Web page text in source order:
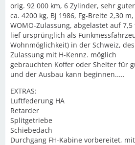
orig. 92 000 km, 6 Zylinder, sehr
ca. 4200 kg, Bj 1986, Fg-Breite 2,30 m,
WOMO-Zulassung, abgelastet auf
lief ursprünglich als
Wohnmöglichkeit) in der Schweiz,
Zulassung mit H-Kennz. möglich
gebrauchten Koffer oder Shelter für
und der Ausbau kann beginnen.....
EXTRAS:
Luftfederung HA
Retarder
Splitgetriebe
Schiebedach
Durchgang FH-Kabine vorbereitet,